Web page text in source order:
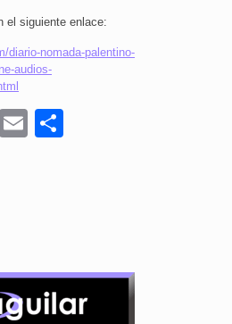
el siguiente enlace:
diario-nomada-palentino-
audios-
X Email